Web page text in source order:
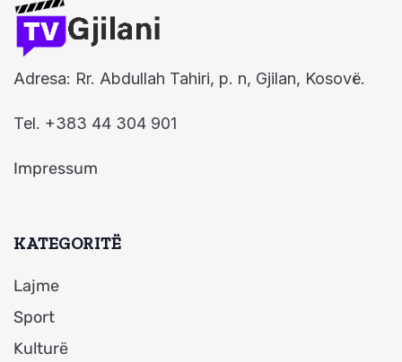
Adresa: Rr. Abdullah Tahiri, p. n, Gjilan, Kosovë.
Tel. +383 44 304 901
Impressum
KATEGORITË
Lajme
Sport
Kulturë